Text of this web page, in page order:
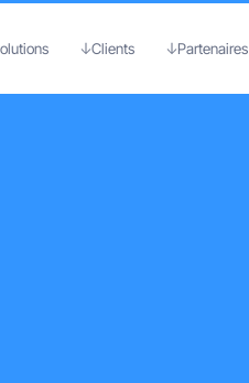
Clients Partenaires